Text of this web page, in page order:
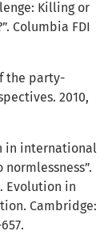
Killing or
Columbia FDI
the party-
2010,
in international
Evolution in
Cambridge: